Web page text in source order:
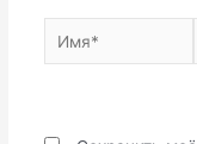
Имя*